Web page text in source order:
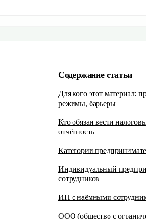
Содержание статьи
Для кого этот материал:
режимы, барьеры
Кто обязан вести
отчётность
Категории
Индивидуальный
сотрудников
ИП с наёмными
ООО (общество с